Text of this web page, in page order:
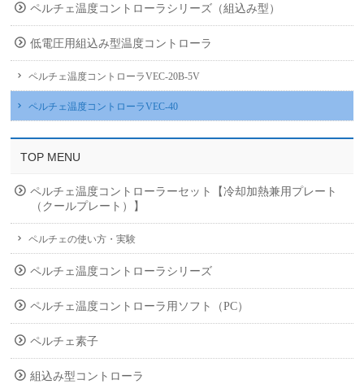
ペルチェ温度コントローラシリーズ（組込み型）
低電圧用組込み型温度コントローラ
ペルチェ温度コントローラVEC-20B-5V
ペルチェ温度コントローラVEC-40
TOP MENU
ペルチェ温度コントローラーセット【冷却加熱兼用プレート
（クールプレート）】
ペルチェの使い方・実験
ペルチェ温度コントローラシリーズ
ペルチェ温度コントローラ用ソフト（PC）
ペルチェ素子
組込み型コントローラ